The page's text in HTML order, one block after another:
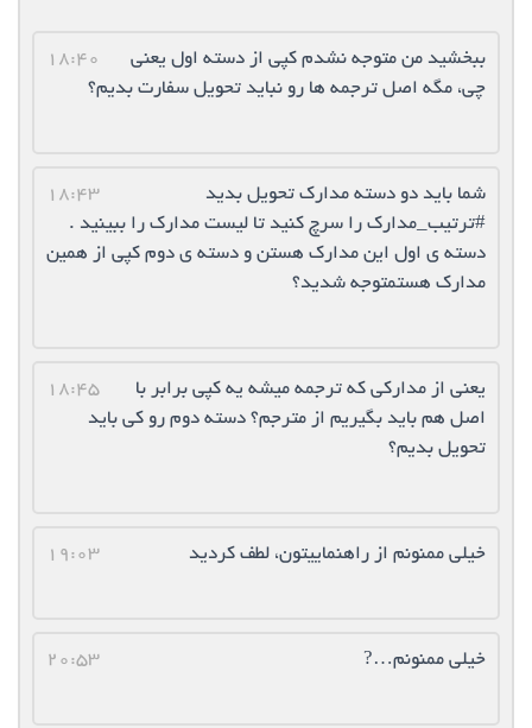
18:40
ببخشید من متوجه نشدم کپی از دسته اول یعنی
چی، مگه اصل ترجمه ها رو نباید تحویل سفارت بدیم؟
18:43
شما باید دو دسته مدارک تحویل بدید
#ترتیب_مدارک را سرچ کنید تا لیست مدارک را ببینید .
دسته ی اول این مدارک هستن و دسته ی دوم کپی از همین
مدارک هستمتوجه شدید؟
18:45
یعنی از مدارکی که ترجمه میشه یه کپی برابر با
اصل هم باید بگیریم از مترجم؟ دسته دوم رو کی باید
تحویل بدیم؟
19:03 خیلی ممنونم از راهنماییتون، لطف کردید
20:53 خیلی ممنونم…?